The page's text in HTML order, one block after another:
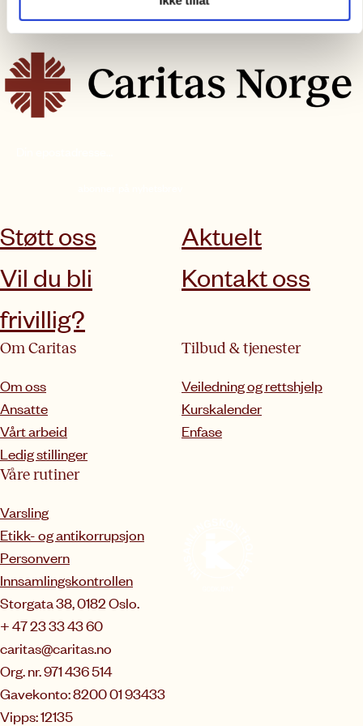
Støtt oss
Aktuelt
Vil du bli
frivillig?
Kontakt oss
Om Caritas
Om oss
Ansatte
Vårt arbeid
Ledig stillinger
Tilbud & tjenester
Veiledning og rettshjelp
Kurskalender
Enfase
Våre rutiner
Varsling
Etikk- og antikorrupsjon
Personvern
Innsamlingskontrollen
Storgata 38, 0182 Oslo.
+ 47 23 33 43 60
caritas@caritas.no
Org. nr. 971 436 514
Gavekonto: 8200 01 93433
Vipps: 12135